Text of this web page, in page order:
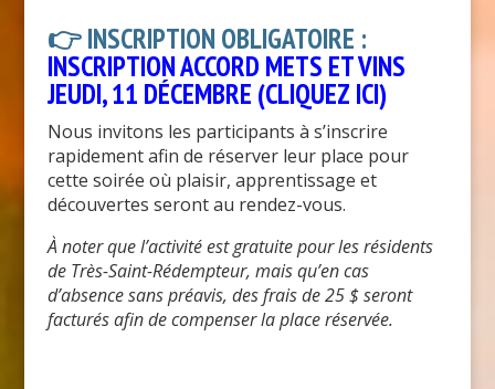
👉INSCRIPTION OBLIGATOIRE :
INSCRIPTION ACCORD METS ET VINS
JEUDI, 11 DÉCEMBRE (CLIQUEZ ICI)
Nous invitons les participants à s’inscrire
rapidement afin de réserver leur place pour
cette soirée où plaisir, apprentissage et
découvertes seront au rendez-vous.
À noter que l’activité est gratuite pour les résidents
de Très-Saint-Rédempteur, mais qu’en cas
d’absence sans préavis, des frais de 25 $ seront
facturés afin de compenser la place réservée.